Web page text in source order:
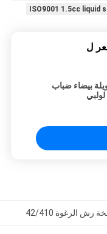
ISO9001 1.5cc liquid
ل
بيضاء ضباب
الرغوة 42/410